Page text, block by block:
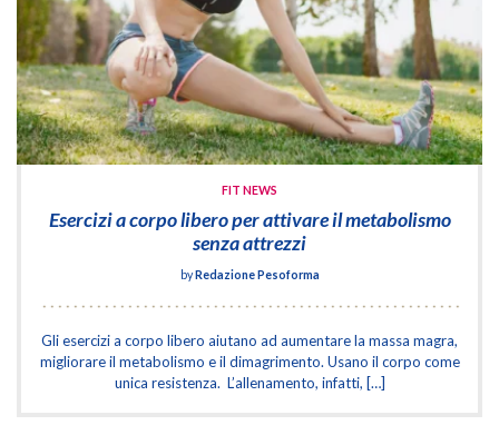
FIT NEWS
Esercizi a corpo libero per attivare il metabolismo
senza attrezzi
by Redazione Pesoforma
Gli esercizi a corpo libero aiutano ad aumentare la massa magra,
migliorare il metabolismo e il dimagrimento. Usano il corpo come
unica resistenza. L’allenamento, infatti, […]